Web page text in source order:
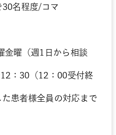
名程度/コマ
曜（週1日から相談
：30（12：00受付終
全員の対応まで